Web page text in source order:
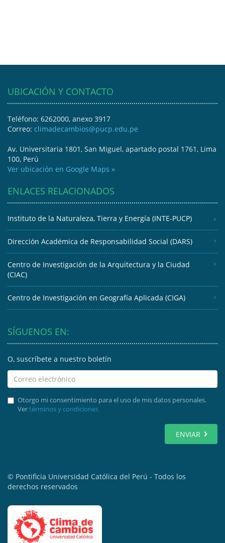
UBICACIÓN Y CONTACTO
Teléfono: 6262000, anexo 3917
Correo: climadecambios@pucp.edu.pe
Av. Universitaria 1801, San Miguel, apartado postal 1761, Lima
100, Perú
Ver ubicación en Google Maps »
ENLACES RELACIONADOS
Instituto de la Naturaleza, Tierra y Energía (INTE-PUCP)
Dirección Académica de Responsabilidad Social (DARS)
Centro de Investigación de la Arquitectura y la Ciudad
(CIAC)
Centro de Investigación en Geografía Aplicada (CIGA)
SÍGUENOS EN:
O, suscríbete a nuestro boletín
Otorgo mi consentimiento para el uso de mis datos personales.
Vertérminos y condiciones
ENVIAR
© Pontificia Universidad Católica del Perú - Todos los
derechos reservados